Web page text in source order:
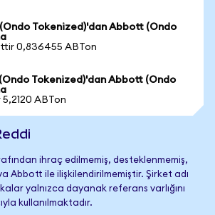
Tokenized)'dan Abbott (Ondo
0,836455 ABTon
Tokenized)'dan Abbott (Ondo
ABTon
ihraç edilmemiş, desteklenmemiş,
Abbott ile ilişkilendirilmemiştir. Şirket adı
yalnızca dayanak referans varlığını
kullanılmaktadır.